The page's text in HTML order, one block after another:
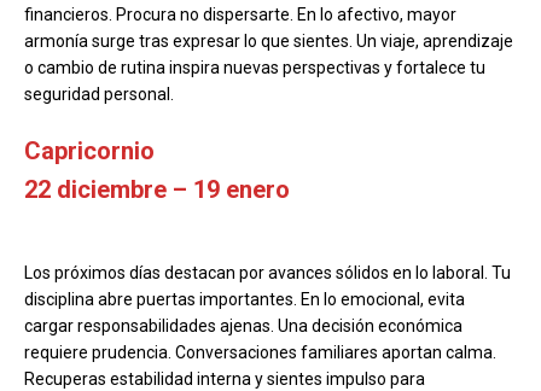
financieros. Procura no dispersarte. En lo afectivo, mayor
armonía surge tras expresar lo que sientes. Un viaje, aprendizaje
o cambio de rutina inspira nuevas perspectivas y fortalece tu
seguridad personal.
Capricornio
22 diciembre – 19 enero
Los próximos días destacan por avances sólidos en lo laboral. Tu
disciplina abre puertas importantes. En lo emocional, evita
cargar responsabilidades ajenas. Una decisión económica
requiere prudencia. Conversaciones familiares aportan calma.
Recuperas estabilidad interna y sientes impulso para